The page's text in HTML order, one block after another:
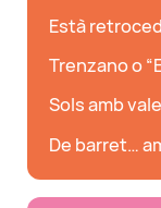
Està
Trenzano o
Sols amb
De barret…